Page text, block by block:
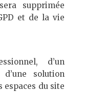
supprimée
et de la vie
d’un
solution
espaces du site